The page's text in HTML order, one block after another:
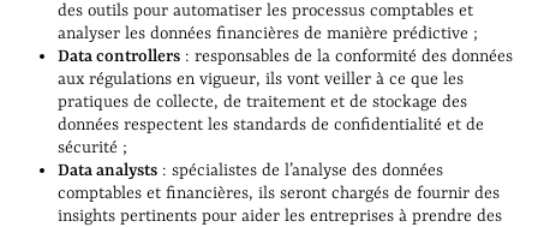
des outils pour automatiser les processus comptables et
analyser les données financières de manière prédictive ;
Data controllers : responsables de la conformité des données
aux régulations en vigueur, ils vont veiller à ce que les
pratiques de collecte, de traitement et de stockage des
données respectent les standards de confidentialité et de
sécurité ;
Data analysts : spécialistes de l’analyse des données
comptables et financières, ils seront chargés de fournir des
insights pertinents pour aider les entreprises à prendre des